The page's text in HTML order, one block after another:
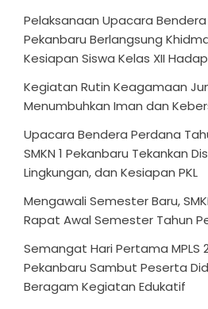
Pelaksanaan Upacara Bendera
Pekanbaru Berlangsung
Kesiapan Siswa Kelas XII
Kegiatan Rutin Keagamaan
Menumbuhkan Iman dan
Upacara Bendera Perdana
SMKN 1 Pekanbaru Tekankan
Lingkungan, dan Kesiapan PKL
Mengawali Semester Baru,
Rapat Awal Semester Tahun
Semangat Hari Pertama MPLS
Pekanbaru Sambut Peserta
Beragam Kegiatan Edukatif